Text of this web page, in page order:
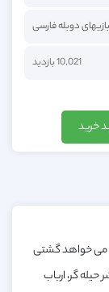
بازیهای دوبله فارسی
10,021 بازدید
خرید
می خواهد گشتی
حیله گر، ارباب